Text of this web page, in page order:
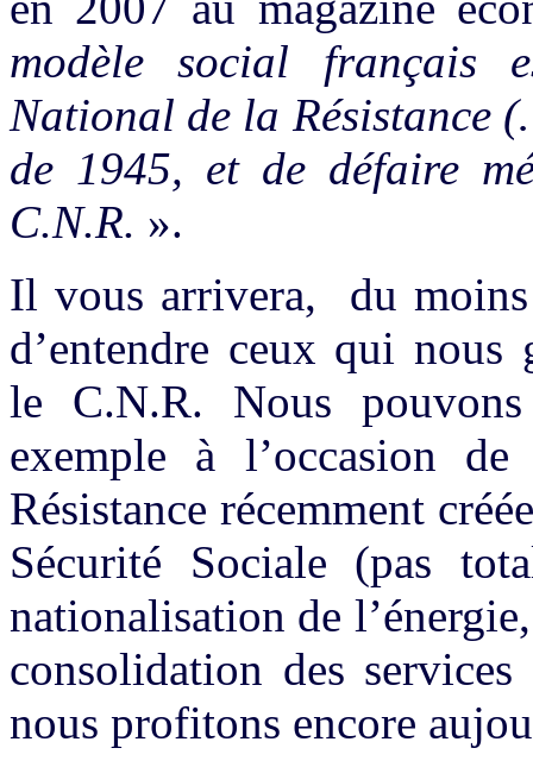
modèle social
National de la Résistance
de 1945, et de défaire
C.N.R. ».
Il vous arrivera, du moins
d’entendre ceux qui nous
le C.N.R. Nous
exemple à l’occasion
Résistance récemment
Sécurité Sociale (pas
nationalisation de
consolidation des
nous profitons encore